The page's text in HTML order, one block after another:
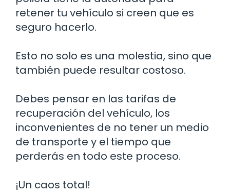
retener tu vehículo si creen que es
seguro hacerlo.
Esto no solo es una molestia, sino que
también puede resultar costoso.
Debes pensar en las tarifas de
recuperación del vehículo, los
inconvenientes de no tener un medio
de transporte y el tiempo que
perderás en todo este proceso.
¡Un caos total!